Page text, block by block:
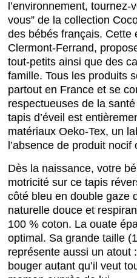
l’environnement,
vous” de la collection
des bébés français. Cette
Clermont-Ferrand,
tout-petits ainsi que des
famille. Tous les produits
partout en France et se
respectueuses de la
tapis d’éveil est
matériaux Oeko-Tex, un
l’absence de produit
Dès la naissance, votre
motricité sur ce tapis
côté bleu en double gaze
naturelle douce et
100 % coton. La ouate
optimal. Sa grande taille
représente aussi un atout
bouger autant qu’il veut